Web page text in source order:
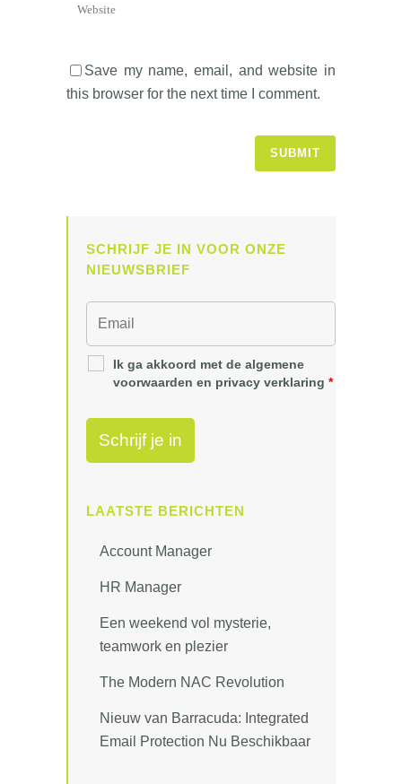
Save my name, email, and website in
this browser for the next time I comment.
SCHRIJF JE IN VOOR ONZE
NIEUWSBRIEF
Ik ga akkoord met de algemene
voorwaarden en privacy verklaring *
LAATSTE BERICHTEN
Account Manager
HR Manager
Een weekend vol mysterie,
teamwork en plezier
The Modern NAC Revolution
Nieuw van Barracuda: Integrated
Email Protection Nu Beschikbaar